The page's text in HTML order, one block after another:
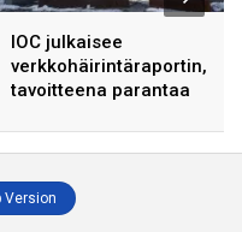
IOC julkaisee
verkkohäirintäraportin,
tavoitteena parantaa
Version